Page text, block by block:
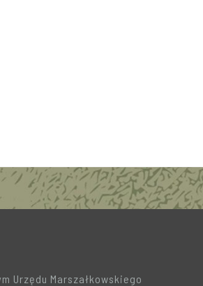
Urzędu Marszałkowskiego